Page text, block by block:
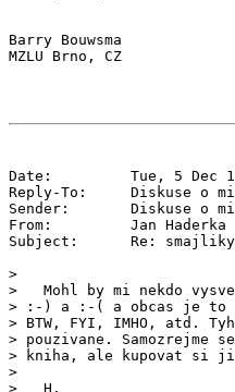
Barry Bouwsma
Date:         Tue, 5 Dec
Reply-To:     Diskuse o
Sender:       Diskuse o
From:         Jan Haderka
Subject:      Re: smajliky
>
>   Mohl by mi nekdo
> :-) a :-( a obcas je to
> BTW, FYI, IMHO, atd.
> pouzivane.
> kniha, ale kupovat si ji
>
>   H.